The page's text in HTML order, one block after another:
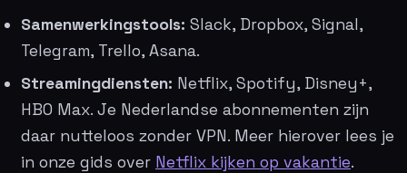
Samenwerkingstools: Slack, Dropbox, Signal,
Telegram, Trello, Asana.
Streamingdiensten: Netflix, Spotify, Disney+,
HBO Max. Je Nederlandse abonnementen zijn
daar nutteloos zonder VPN. Meer hierover lees je
in onze gids over Netflix kijken op vakantie.